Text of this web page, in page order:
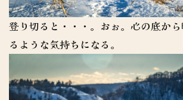
登り切ると・・・。おぉ。心の底から
るような気持ちになる。